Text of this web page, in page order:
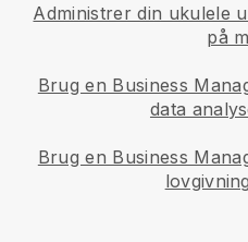
Administrer din ukulele
på
Brug en Business
data
Brug en Business